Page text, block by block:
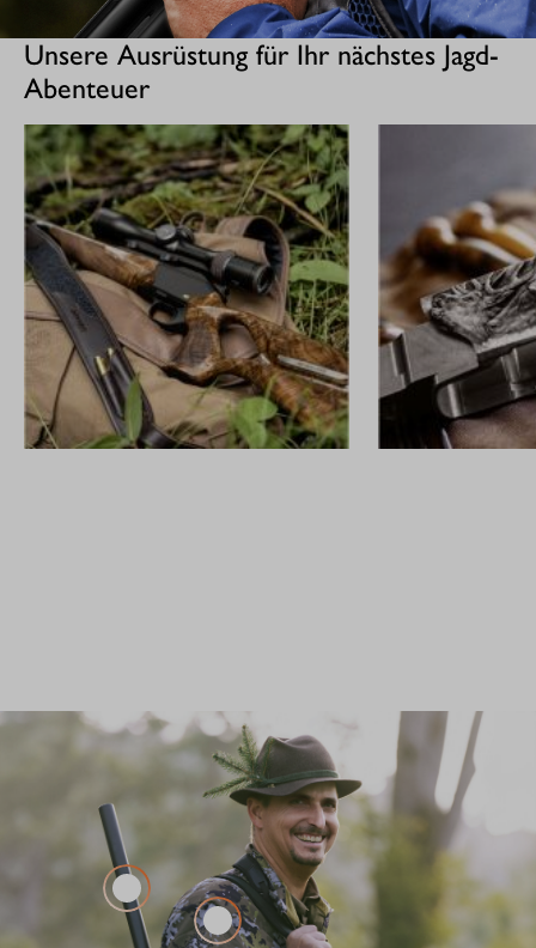
Unsere Ausrüstung für Ihr nächstes Jagd-
Abenteuer